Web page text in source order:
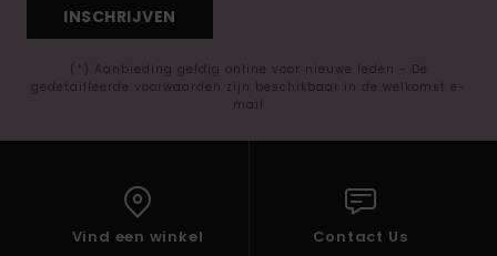
INSCHRIJVEN
(*) Aanbieding geldig online voor nieuwe leden - De
gedetailleerde voorwaarden zijn beschikbaar in de welkomst e-
mail
Vind een winkel Contact Us